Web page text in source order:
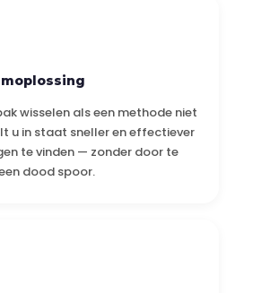
wisselen als een methode niet
u in staat sneller en effectiever
te vinden — zonder door te
dood spoor.